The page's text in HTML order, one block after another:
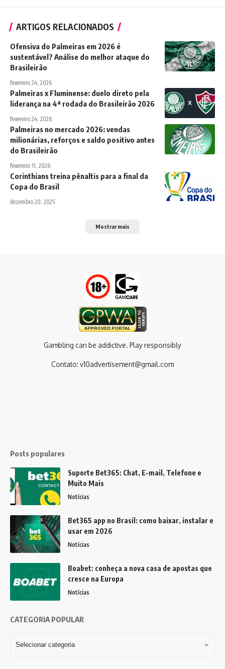
ARTIGOS RELACIONADOS
Ofensiva do Palmeiras em 2026 é
sustentável? Análise do melhor ataque do
Brasileirão
fevereiro 24, 2026
Palmeiras x Fluminense: duelo direto pela
liderança na 4ª rodada do Brasileirão 2026
fevereiro 24, 2026
Palmeiras no mercado 2026: vendas
milionárias, reforços e saldo positivo antes
do Brasileirão
fevereiro 11, 2026
Corinthians treina pênaltis para a final da
Copa do Brasil
dezembro 20, 2025
Mostrar mais
Gambling can be addictive. Play responsibly
Contato: v10advertisement@gmail.com
Posts populares
Suporte Bet365: Chat, E-mail, Telefone e
Muito Mais
Notícias
Bet365 app no Brasil: como baixar, instalar e
usar em 2026
Notícias
Boabet: conheça a nova casa de apostas que
cresce na Europa
Notícias
CATEGORIA POPULAR